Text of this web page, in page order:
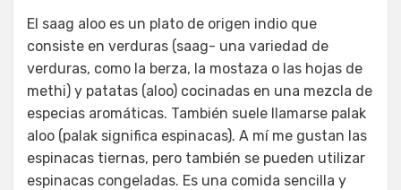
El saag aloo es un plato de origen indio que
consiste en verduras (saag- una variedad de
verduras, como la berza, la mostaza o las hojas de
methi) y patatas (aloo) cocinadas en una mezcla de
especias aromáticas. También suele llamarse palak
aloo (palak significa espinacas). A mí me gustan las
espinacas tiernas, pero también se pueden utilizar
espinacas congeladas. Es una comida sencilla y